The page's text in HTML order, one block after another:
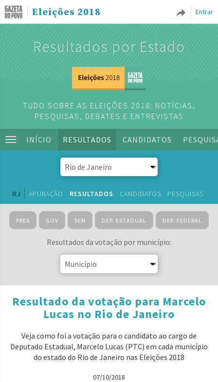
Entrar
Eleições 2018
Resultados por Estado
TUDO SOBRE AS ELEIÇÕES 2018: NOTÍCIAS,
PESQUISAS, DEBATES E ENTREVISTAS
INÍCIO RESULTADOS CANDIDATOS
RJ APURAÇÃO RESULTADOS CANDIDATOS PESQUISAS
PRES GOV SEN DEP. ESTADUAL DEP. FEDERAL
Resultados da votação por município:
Resultado da votação para Marcelo
Lucas no Rio de Janeiro
Veja como foi a votação para o candidato ao cargo de
Deputado Estadual, Marcelo Lucas (PTC) em cada município
do estado do Rio de Janeiro nas Eleições 2018
07/10/2018